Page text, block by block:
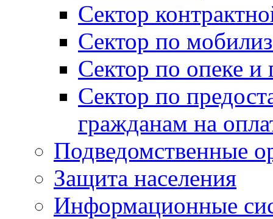
Сектор
Сектор по
Сектор по опеке и
Сектор по
гражданам на
Подведомственные
Защита населения
Информационные